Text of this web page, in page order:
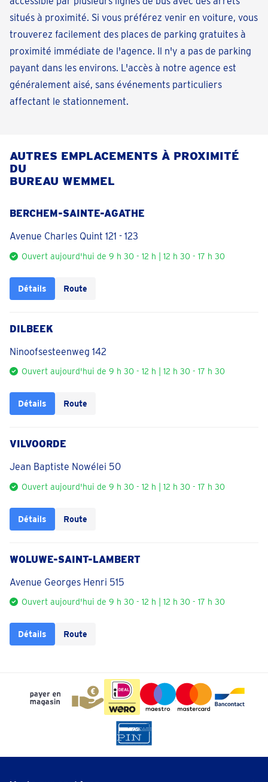
situés à proximité. Si vous préférez venir en voiture, vous
trouverez facilement des places de parking gratuites à
proximité immédiate de l'agence. Il n'y a pas de parking
payant dans les environs. L'accès à notre agence est
généralement aisé, sans événements particuliers
affectant le stationnement.
AUTRES EMPLACEMENTS À PROXIMITÉ
DU
BUREAU WEMMEL
BERCHEM-SAINTE-AGATHE
Avenue Charles Quint 121 - 123
Ouvert aujourd'hui de 9 h 30 - 12 h | 12 h 30 - 17 h 30
Détails Route
DILBEEK
Ninoofsesteenweg 142
Ouvert aujourd'hui de 9 h 30 - 12 h | 12 h 30 - 17 h 30
Détails Route
VILVOORDE
Jean Baptiste Nowélei 50
Ouvert aujourd'hui de 9 h 30 - 12 h | 12 h 30 - 17 h 30
Détails Route
WOLUWE-SAINT-LAMBERT
Avenue Georges Henri 515
Ouvert aujourd'hui de 9 h 30 - 12 h | 12 h 30 - 17 h 30
Détails Route